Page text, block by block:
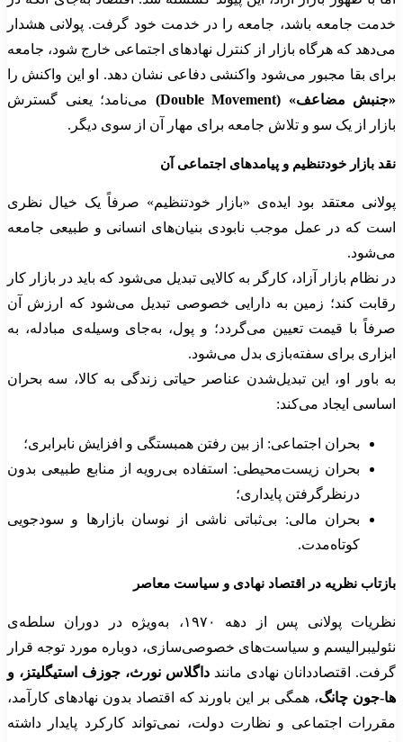
خدمت جامعه باشد، جامعه را در خدمت خود گرفت. پولانی هشدار
می‌دهد که هرگاه بازار از کنترل نهادهای اجتماعی خارج شود، جامعه
برای بقا مجبور می‌شود واکنشی دفاعی نشان دهد. او این واکنش را
«جنبش مضاعف» (Double Movement)
می‌نامد؛ یعنی گسترش
بازار از یک سو و تلاش جامعه برای مهار آن از سوی دیگر.
نقد بازار خودتنظیم و پیامدهای اجتماعی آن
پولانی معتقد بود ایده‌ی «بازار خودتنظیم» صرفاً یک خیال نظری
است که در عمل موجب نابودی بنیان‌های انسانی و طبیعی جامعه
می‌شود.
در نظام بازار آزاد، کارگر به کالایی تبدیل می‌شود که باید در بازار کار
رقابت کند؛ زمین به دارایی خصوصی تبدیل می‌شود که ارزش آن
صرفاً با قیمت تعیین می‌گردد؛ و پول، به‌جای وسیله‌ی مبادله، به
ابزاری برای سفته‌بازی بدل می‌شود.
به باور او، این تبدیل‌شدن عناصر حیاتی زندگی به کالا، سه بحران
اساسی ایجاد می‌کند:
بحران اجتماعی: از بین رفتن همبستگی و افزایش نابرابری؛
بحران زیست‌محیطی: استفاده بی‌رویه از منابع طبیعی بدون
درنظرگرفتن پایداری؛
بحران مالی: بی‌ثباتی ناشی از نوسان بازارها و سودجویی
کوتاه‌مدت.
بازتاب نظریه در اقتصاد نهادی و سیاست معاصر
نظریات پولانی پس از دهه ۱۹۷۰، به‌ویژه در دوران سلطه‌ی
نئولیبرالیسم و سیاست‌های خصوصی‌سازی، دوباره مورد توجه قرار
گرفت. اقتصاددانان نهادی مانند داگلاس نورث، جوزف استیگلیتز، و
ها-جون چانگ، همگی بر این باورند که اقتصاد بدون نهادهای کارآمد،
مقررات اجتماعی و نظارت دولت، نمی‌تواند کارکرد پایدار داشته